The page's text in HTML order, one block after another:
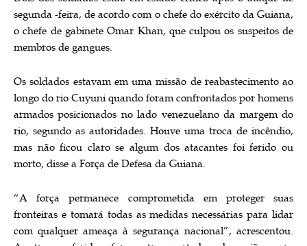
segunda -feira, de acordo com o chefe do exército da Guiana,
o chefe de gabinete Omar Khan, que culpou os suspeitos de
membros de gangues.
Os soldados estavam em uma missão de reabastecimento ao
longo do rio Cuyuni quando foram confrontados por homens
armados posicionados no lado venezuelano da margem do
rio, segundo as autoridades. Houve uma troca de incêndio,
mas não ficou claro se algum dos atacantes foi ferido ou
morto, disse a Força de Defesa da Guiana.
“A força permanece comprometida em proteger suas
fronteiras e tomará todas as medidas necessárias para lidar
com qualquer ameaça à segurança nacional”, acrescentou.